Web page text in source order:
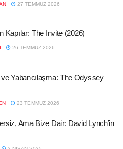
27 TEMMUZ 2026
Kapılar: The Invite (2026)
26 TEMMUZ 2026
Yabancılaşma: The Odyssey
23 TEMMUZ 2026
Ama Bize Dair: David Lynch’in